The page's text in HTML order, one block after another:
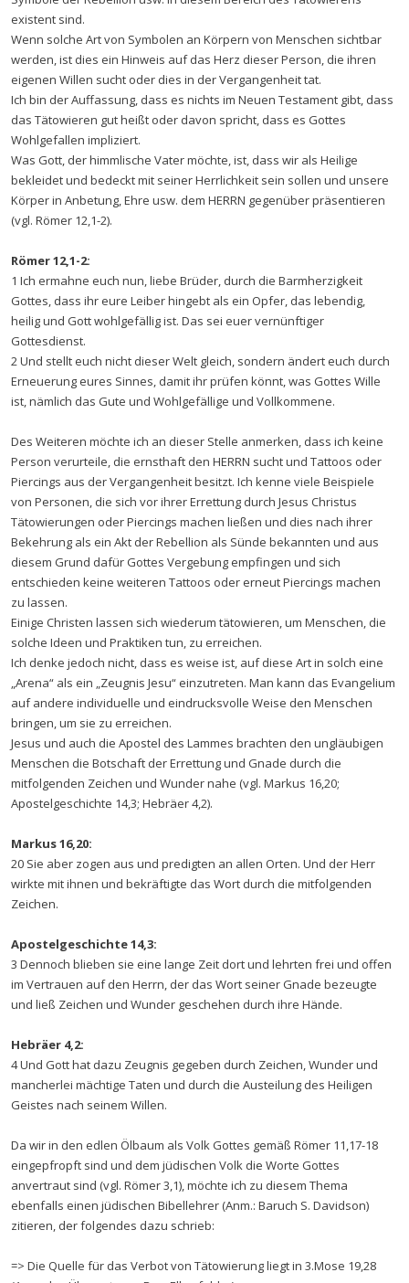
existent sind.
Wenn solche Art von Symbolen an Körpern von Menschen sichtbar
werden, ist dies ein Hinweis auf das Herz dieser Person, die ihren
eigenen Willen sucht oder dies in der Vergangenheit tat.
Ich bin der Auffassung, dass es nichts im Neuen Testament gibt, dass
das Tätowieren gut heißt oder davon spricht, dass es Gottes
Wohlgefallen impliziert.
Was Gott, der himmlische Vater möchte, ist, dass wir als Heilige
bekleidet und bedeckt mit seiner Herrlichkeit sein sollen und unsere
Körper in Anbetung, Ehre usw. dem HERRN gegenüber präsentieren
(vgl. Römer 12,1-2).
Römer 12,1-2:
1 Ich ermahne euch nun, liebe Brüder, durch die Barmherzigkeit
Gottes, dass ihr eure Leiber hingebt als ein Opfer, das lebendig,
heilig und Gott wohlgefällig ist. Das sei euer vernünftiger
Gottesdienst.
2 Und stellt euch nicht dieser Welt gleich, sondern ändert euch durch
Erneuerung eures Sinnes, damit ihr prüfen könnt, was Gottes Wille
ist, nämlich das Gute und Wohlgefällige und Vollkommene.
Des Weiteren möchte ich an dieser Stelle anmerken, dass ich keine
Person verurteile, die ernsthaft den HERRN sucht und Tattoos oder
Piercings aus der Vergangenheit besitzt. Ich kenne viele Beispiele
von Personen, die sich vor ihrer Errettung durch Jesus Christus
Tätowierungen oder Piercings machen ließen und dies nach ihrer
Bekehrung als ein Akt der Rebellion als Sünde bekannten und aus
diesem Grund dafür Gottes Vergebung empfingen und sich
entschieden keine weiteren Tattoos oder erneut Piercings machen
zu lassen.
Einige Christen lassen sich wiederum tätowieren, um Menschen, die
solche Ideen und Praktiken tun, zu erreichen.
Ich denke jedoch nicht, dass es weise ist, auf diese Art in solch eine
„Arena“ als ein „Zeugnis Jesu“ einzutreten. Man kann das Evangelium
auf andere individuelle und eindrucksvolle Weise den Menschen
bringen, um sie zu erreichen.
Jesus und auch die Apostel des Lammes brachten den ungläubigen
Menschen die Botschaft der Errettung und Gnade durch die
mitfolgenden Zeichen und Wunder nahe (vgl. Markus 16,20;
Apostelgeschichte 14,3; Hebräer 4,2).
Markus 16,20:
20 Sie aber zogen aus und predigten an allen Orten. Und der Herr
wirkte mit ihnen und bekräftigte das Wort durch die mitfolgenden
Zeichen.
Apostelgeschichte 14,3:
3 Dennoch blieben sie eine lange Zeit dort und lehrten frei und offen
im Vertrauen auf den Herrn, der das Wort seiner Gnade bezeugte
und ließ Zeichen und Wunder geschehen durch ihre Hände.
Hebräer 4,2:
4 Und Gott hat dazu Zeugnis gegeben durch Zeichen, Wunder und
mancherlei mächtige Taten und durch die Austeilung des Heiligen
Geistes nach seinem Willen.
Da wir in den edlen Ölbaum als Volk Gottes gemäß Römer 11,17-18
eingepfropft sind und dem jüdischen Volk die Worte Gottes
anvertraut sind (vgl. Römer 3,1), möchte ich zu diesem Thema
ebenfalls einen jüdischen Bibellehrer (Anm.: Baruch S. Davidson)
zitieren, der folgendes dazu schrieb:
=> Die Quelle für das Verbot von Tätowierung liegt in 3.Mose 19,28